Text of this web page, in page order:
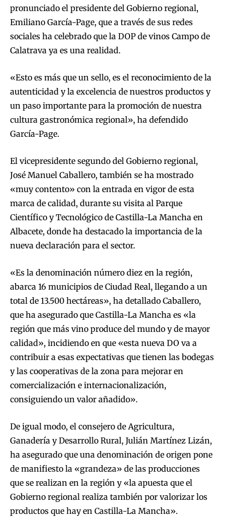
pronunciado el presidente del Gobierno regional,
Emiliano García-Page, que a través de sus redes
sociales ha celebrado que la DOP de vinos Campo de
Calatrava ya es una realidad.
«Esto es más que un sello, es el reconocimiento de la
autenticidad y la excelencia de nuestros productos y
un paso importante para la promoción de nuestra
cultura gastronómica regional», ha defendido
García-Page.
El vicepresidente segundo del Gobierno regional,
José Manuel Caballero, también se ha mostrado
«muy contento» con la entrada en vigor de esta
marca de calidad, durante su visita al Parque
Científico y Tecnológico de Castilla-La Mancha en
Albacete, donde ha destacado la importancia de la
nueva declaración para el sector.
«Es la denominación número diez en la región,
abarca 16 municipios de Ciudad Real, llegando a un
total de 13.500 hectáreas», ha detallado Caballero,
que ha asegurado que Castilla-La Mancha es «la
región que más vino produce del mundo y de mayor
calidad», incidiendo en que «esta nueva DO va a
contribuir a esas expectativas que tienen las bodegas
y las cooperativas de la zona para mejorar en
comercialización e internacionalización,
consiguiendo un valor añadido».
De igual modo, el consejero de Agricultura,
Ganadería y Desarrollo Rural, Julián Martínez Lizán,
ha asegurado que una denominación de origen pone
de manifiesto la «grandeza» de las producciones
que se realizan en la región y «la apuesta que el
Gobierno regional realiza también por valorizar los
productos que hay en Castilla-La Mancha».